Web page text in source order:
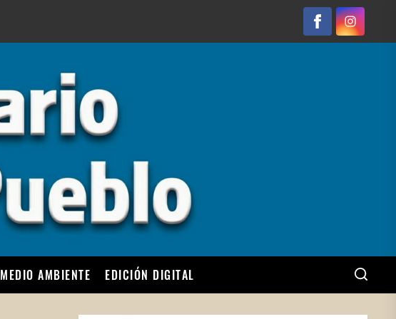
FacebookInstagram
MEDIO AMBIENTE EDICIÓN DIGITAL